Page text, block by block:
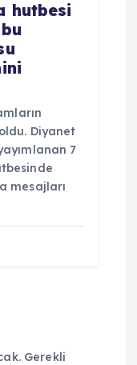
hutbesi
Diyanet
7
mesajları
Gerekli